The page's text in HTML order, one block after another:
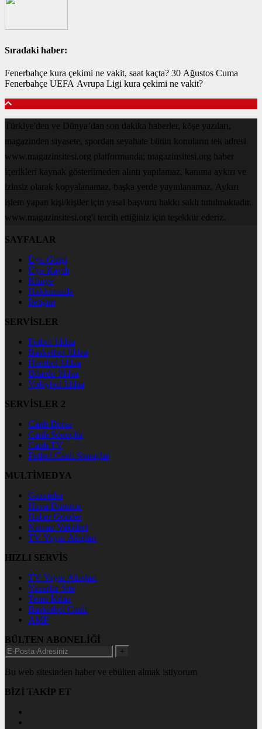
Sıradaki haber:
Fenerbahçe kura çekimi ne vakit, saat kaçta? 30 Ağustos Cuma
Fenerbahçe UEFA Avrupa Ligi kura çekimi ne vakit?
Türkiye'den ve Dünya’dan son dakika haberler, köşe yazıları,
magazinden siyasete, spordan seyahate bütün konuların tek adresi
www.magazinsitesi.org platformunda; magazinsitesi.org haber
içerikleri kaynak gösterilmeden alıntı yapılamaz, kanuna aykırı ve
izinsiz olarak kopyalanamaz, başka yerde yayınlanamaz. Aykırı
işlem yapan kişi/kişiler için yasal başvuru hakkı saklı tutulmaktadır.
www.magazinsitesi.org'i tercih ettiğiniz için teşekkür ederiz.
SAYFALAR
Üye Girişi
Üye Kaydı
Künye
Hakkımızda
İletişim
SERVİSLER
Futbol İddaa
Basketbol İddaa
Hentbol İddaa
Bilardo İddaa
Voleybol İddaa
SERVİSLER 2
Canlı Borsa
Canlı Sonuçlar
Canlı TV
Futbol Canlı Sonuçlar
MULTİMEDYA
Gazeteler
Hava Durumu
Haber Gönder
Namaz Vakitleri
TV Yayın Akışları
HIZLI SERVİS
TV Yayın Akışları
Yazarlar Site
Tenis İddaa
Basketbol Canlı
AMP
BÜLTEN ABONELİĞİ
+
Bu web sitesinden haber ve ebülten almak istiyorum
BİZİ TAKİP ET